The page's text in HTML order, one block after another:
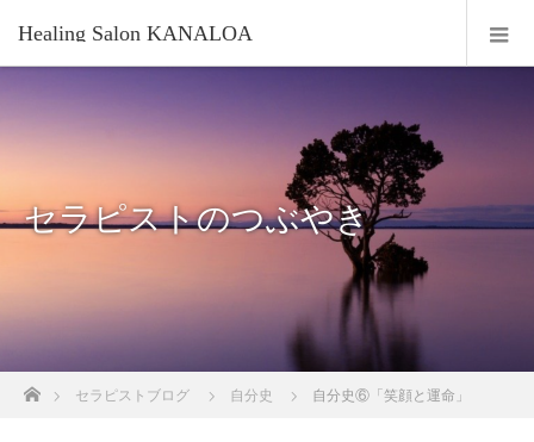
Healing Salon KANALOA
セラピストのつぶやき
ホームセラピストブログ 自分史 自分史⑥「笑顔と運命」